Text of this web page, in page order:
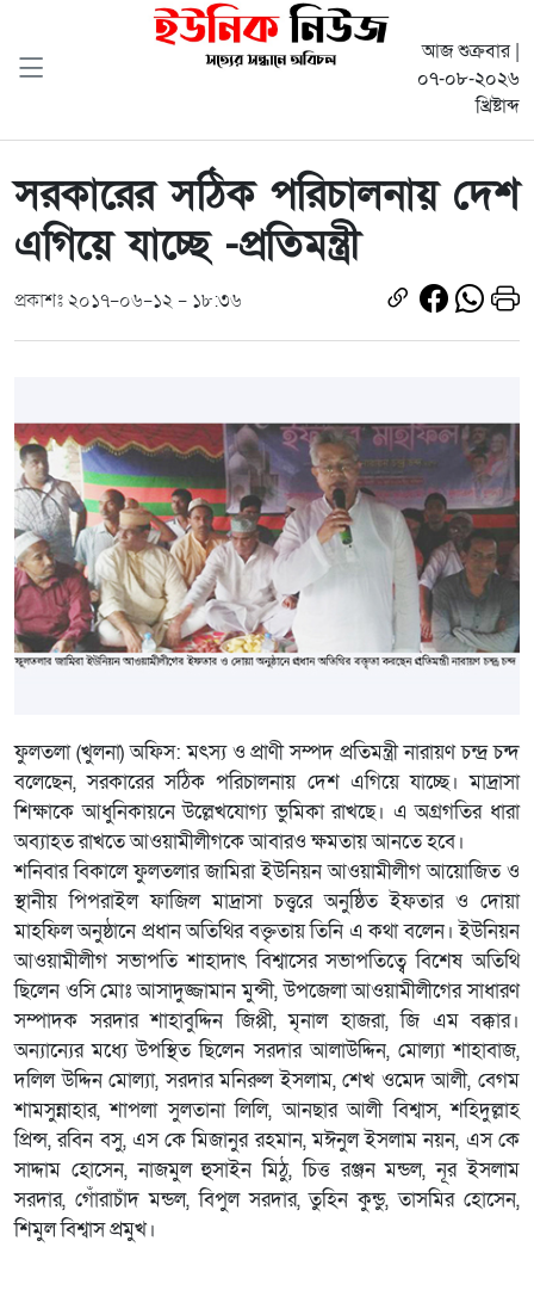
আজ শুক্রবার |
০৭-০৮-২০২৬
খ্রিষ্টাব্দ
সরকারের সঠিক পরিচালনায় দেশ
এগিয়ে যাচ্ছে -প্রতিমন্ত্রী
প্রকাশঃ ২০১৭-০৬-১২ - ১৮:৩৬
ফুলতলা (খুলনা) অফিস: মৎস্য ও প্রাণী সম্পদ প্রতিমন্ত্রী নারায়ণ চন্দ্র চন্দ
বলেছেন, সরকারের সঠিক পরিচালনায় দেশ এগিয়ে যাচ্ছে। মাদ্রাসা
শিক্ষাকে আধুনিকায়নে উল্লেখযোগ্য ভুমিকা রাখছে। এ অগ্রগতির ধারা
অব্যাহত রাখতে আওয়ামীলীগকে আবারও ক্ষমতায় আনতে হবে।
শনিবার বিকালে ফুলতলার জামিরা ইউনিয়ন আওয়ামীলীগ আয়োজিত ও
স্থানীয় পিপরাইল ফাজিল মাদ্রাসা চত্ত্বরে অনুষ্ঠিত ইফতার ও দোয়া
মাহফিল অনুষ্ঠানে প্রধান অতিথির বক্তৃতায় তিনি এ কথা বলেন। ইউনিয়ন
আওয়ামীলীগ সভাপতি শাহাদাৎ বিশ্বাসের সভাপতিত্বে বিশেষ অতিথি
ছিলেন ওসি মোঃ আসাদুজ্জামান মুন্সী, উপজেলা আওয়ামীলীগের সাধারণ
সম্পাদক সরদার শাহাবুদ্দিন জিপ্পী, মৃনাল হাজরা, জি এম বক্কার।
অন্যান্যের মধ্যে উপস্থিত ছিলেন সরদার আলাউদ্দিন, মোল্যা শাহাবাজ,
দলিল উদ্দিন মোল্যা, সরদার মনিরুল ইসলাম, শেখ ওমেদ আলী, বেগম
শামসুন্নাহার, শাপলা সুলতানা লিলি, আনছার আলী বিশ্বাস, শহিদুল্লাহ
প্রিন্স, রবিন বসু, এস কে মিজানুর রহমান, মঈনুল ইসলাম নয়ন, এস কে
সাদ্দাম হোসেন, নাজমুল হুসাইন মিঠু, চিত্ত রঞ্জন মন্ডল, নূর ইসলাম
সরদার, গোঁরাচাঁদ মন্ডল, বিপুল সরদার, তুহিন কুন্ডু, তাসমির হোসেন,
শিমুল বিশ্বাস প্রমুখ।